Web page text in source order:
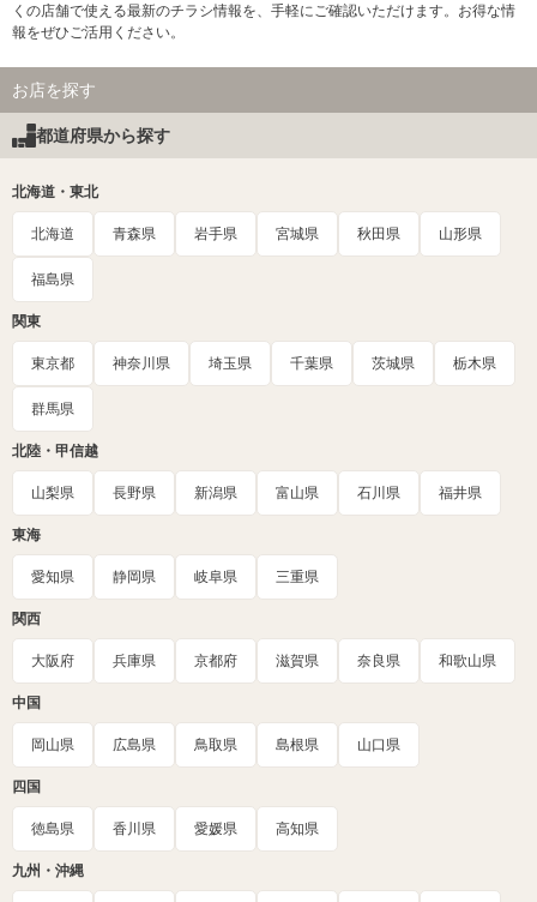
くの店舗で使える最新のチラシ情報を、手軽にご確認いただけます。お得な情
報をぜひご活用ください。
お店を探す
都道府県から探す
北海道・東北
北海道 青森県 岩手県 宮城県 秋田県 山形県
福島県
関東
東京都 神奈川県 埼玉県 千葉県 茨城県 栃木県
群馬県
北陸・甲信越
山梨県 長野県 新潟県 富山県 石川県 福井県
東海
愛知県 静岡県 岐阜県 三重県
関西
大阪府 兵庫県 京都府 滋賀県 奈良県 和歌山県
中国
岡山県 広島県 鳥取県 島根県 山口県
四国
徳島県 香川県 愛媛県 高知県
九州・沖縄